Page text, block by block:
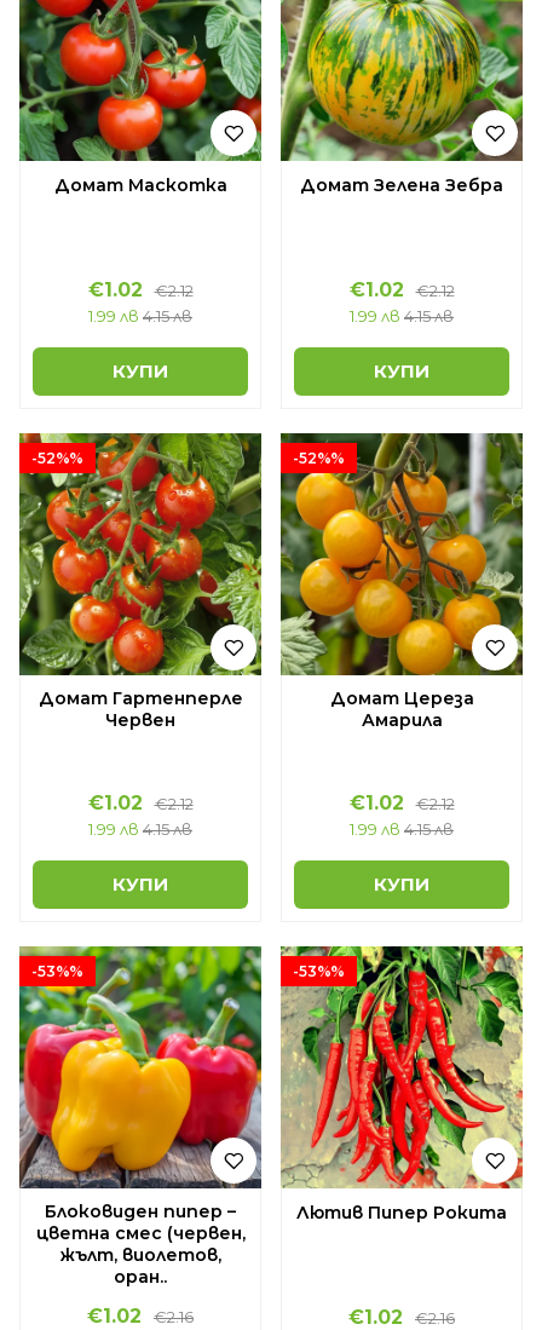
Домат Маскотка
€1.02
€2.12
1.99 лв 4.15 лв
КУПИ
Домат Зелена Зебра
€1.02
€2.12
1.99 лв 4.15 лв
КУПИ
-52%%
Домат Гартенперле
Червен
€1.02
€2.12
1.99 лв 4.15 лв
КУПИ
-52%%
Домат Цереза
Амарила
€1.02
€2.12
1.99 лв 4.15 лв
КУПИ
-53%%
Блоковиден пипер –
цветна смес (червен,
жълт, виолетов,
оран..
€1.02
€2.16
-53%%
Лютив Пипер Рокита
€1.02
€2.16